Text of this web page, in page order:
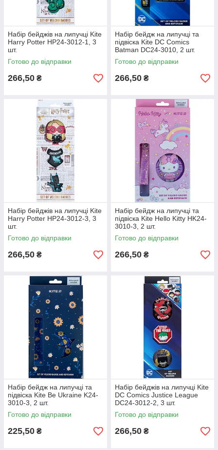
Набір бейджів на липучці Kite
Harry Potter HP24-3012-1, 3
шт.
Готово до відправки
266,50 ₴
Набір бейдж на липучці та
підвіска Kite DC Comics
Batman DC24-3010, 2 шт.
Готово до відправки
266,50 ₴
Набір бейджів на липучці Kite
Harry Potter HP24-3012-3, 3
шт.
Готово до відправки
266,50 ₴
Набір бейдж на липучці та
підвіска Kite Hello Kitty HK24-
3010-3, 2 шт.
Готово до відправки
266,50 ₴
Набір бейдж на липучці та
підвіска Kite Be Ukraine K24-
3010-3, 2 шт.
Готово до відправки
225,50 ₴
Набір бейджів на липучці Kite
DC Comics Justice League
DC24-3012-2, 3 шт.
Готово до відправки
266,50 ₴